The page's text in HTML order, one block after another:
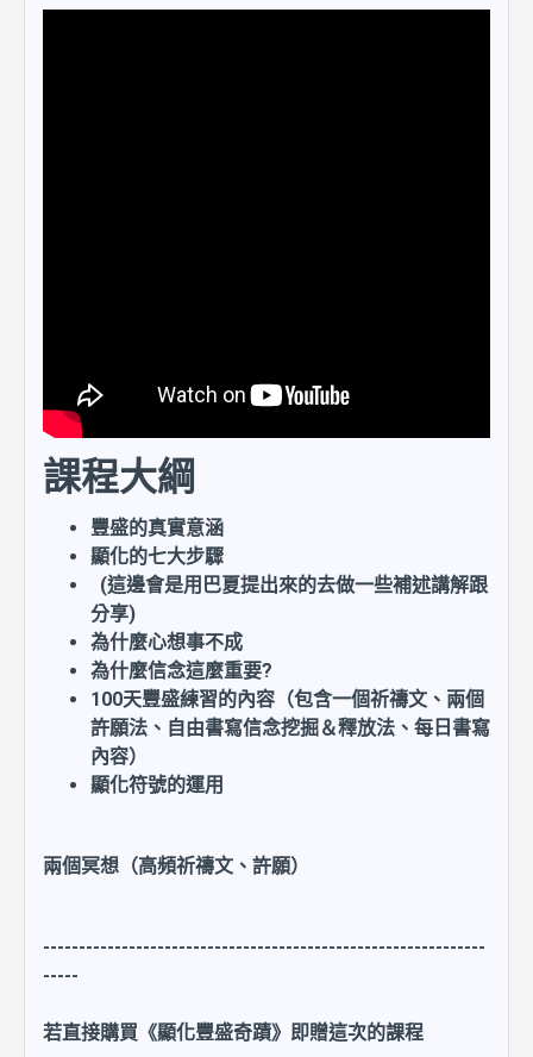
課程大綱
豐盛的真實意涵
顯化的七大步驟
(這邊會是用巴夏提出來的去做一些補述講解跟
分享)
為什麼心想事不成
為什麼信念這麼重要?
100天豐盛練習的內容（包含一個祈禱文、兩個
許願法、自由書寫信念挖掘＆釋放法、每日書寫
內容）
顯化符號的運用
兩個冥想（高頻祈禱文、許願）
--------------------------------------------------------------
-----
若直接購買《顯化豐盛奇蹟》即贈這次的課程